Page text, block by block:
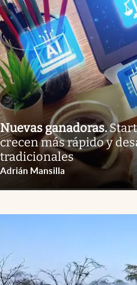
Nuevas ganadoras.
crecen más rápido y
tradicionales
Adrián Mansilla